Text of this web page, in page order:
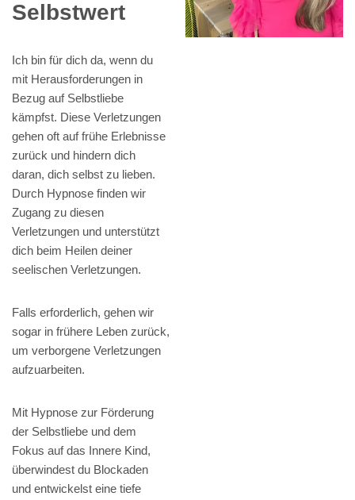
Selbstwert
Ich bin für dich da, wenn du
mit Herausforderungen in
Bezug auf Selbstliebe
kämpfst. Diese Verletzungen
gehen oft auf frühe Erlebnisse
zurück und hindern dich
daran, dich selbst zu lieben.
Durch Hypnose finden wir
Zugang zu diesen
Verletzungen und unterstützt
dich beim Heilen deiner
seelischen Verletzungen.
Falls erforderlich, gehen wir
sogar in frühere Leben zurück,
um verborgene Verletzungen
aufzuarbeiten.
Mit Hypnose zur Förderung
der Selbstliebe und dem
Fokus auf das Innere Kind,
überwindest du Blockaden
und entwickelst eine tiefe